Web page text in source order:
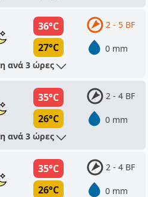
36°C
27°C
2 - 5 BF
0 mm
ανά 3 ώρες
35°C
26°C
2 - 4 BF
0 mm
ανά 3 ώρες
35°C
26°C
2 - 4 BF
0 mm